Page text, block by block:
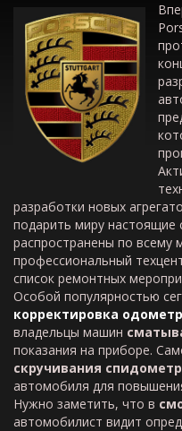
разработки новых
подарить миру настоящие
распространены по
профессиональный
список ремонтных
Особой популярностью
корректировка
владельцы машин
показания на приборе.
скручивания
автомобиля для
Нужно заметить, что в
автомобилист видит